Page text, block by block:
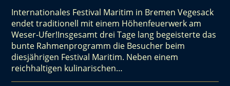
Internationales Festival Maritim in Bremen Vegesack
endet traditionell mit einem Höhenfeuerwerk am
Weser-Ufer!Insgesamt drei Tage lang begeisterte das
bunte Rahmenprogramm die Besucher beim
diesjährigen Festival Maritim. Neben einem
reichhaltigen kulinarischen…